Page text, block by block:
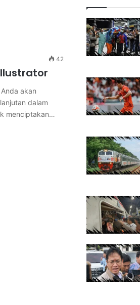
42
akan
dalam
menciptakan…